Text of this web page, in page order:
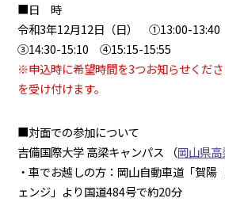
■日 時
令和3年12月12日（日） ①13:00-
③14:30-15:10 ④15:15-15:55
※申込時に希望時間を3つお知らせくだ
を受け付けます。
■対面での参加について
吉備国際大学 高梁キャンパス （岡山県
・車でお越しの方：岡山自動車道「賀陽
ェンジ」より国道484号で約20分